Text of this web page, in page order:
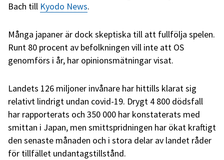
Bach till Kyodo News.
Många japaner är dock skeptiska till att fullfölja spelen.
Runt 80 procent av befolkningen vill inte att OS
genomförs i år, har opinionsmätningar visat.
Landets 126 miljoner invånare har hittills klarat sig
relativt lindrigt undan covid-19. Drygt 4 800 dödsfall
har rapporterats och 350 000 har konstaterats med
smittan i Japan, men smittspridningen har ökat kraftigt
den senaste månaden och i stora delar av landet råder
för tillfället undantagstillstånd.